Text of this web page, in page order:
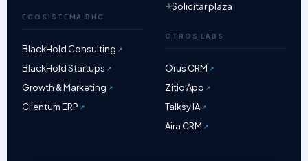
ECOSISTEMA BHC
BlackHold Consulting
BlackHold Startups
Growth & Marketing
Clientum ERP
Solicitar plaza
OTROS LABS
Orus CRM
Zitio App
Talksy IA
Aira CRM